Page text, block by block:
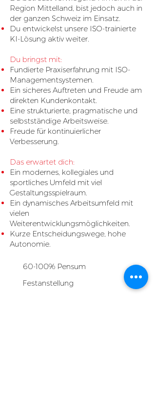
Region Mittelland, bist jedoch auch in
der ganzen Schweiz im Einsatz.
Du entwickelst unsere ISO-trainierte
KI-Lösung aktiv weiter.
Du bringst mit:
Fundierte Praxiserfahrung mit ISO-
Managementsystemen.
Ein sicheres Auftreten und Freude am
direkten Kundenkontakt.
Eine strukturierte, pragmatische und
selbstständige Arbeitsweise.
Freude für kontinuierlicher
Verbesserung.
Das erwartet dich:
Ein modernes, kollegiales und
sportliches Umfeld mit viel
Gestaltungsspielraum.
Ein dynamisches Arbeitsumfeld mit
vielen
Weiterentwicklungsmöglichkeiten.
Kurze Entscheidungswege, hohe
Autonomie.
60-100% Pensum
Festanstellung